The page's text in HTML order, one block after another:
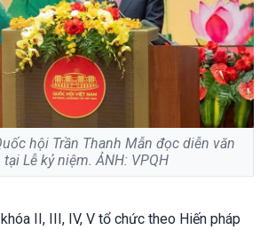
hội Trần Thanh Mẫn đọc diễn văn
tại Lễ kỷ niệm. ẢNH: VPQH
II, III, IV, V tổ chức theo Hiến pháp